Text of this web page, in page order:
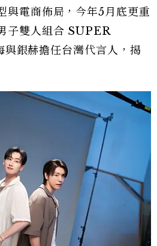
與電商佈局，今年5月底更重
子雙人組合 SUPER
銀赫擔任台灣代言人，揭